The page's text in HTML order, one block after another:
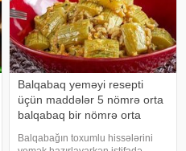
Balqabaq yeməyi resepti
üçün maddələr 5 nömrə orta
balqabaq bir nömrə orta
yemək qaşığı zeytun yağı bir
Balqabağın toxumlu hissələrini